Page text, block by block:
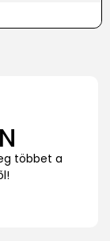
többet a